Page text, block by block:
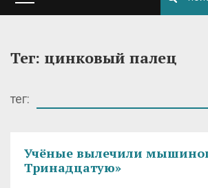
Тег: цинковый палец
тег:
Учёные вылечили
Тринадцатую»